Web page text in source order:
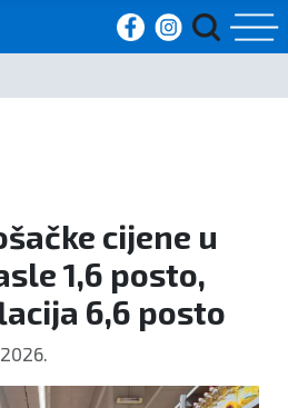
cijene u
1,6 posto,
6,6 posto